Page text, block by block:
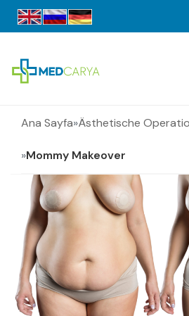
Ana Sayfa»Ästhetische
»Mommy Makeover